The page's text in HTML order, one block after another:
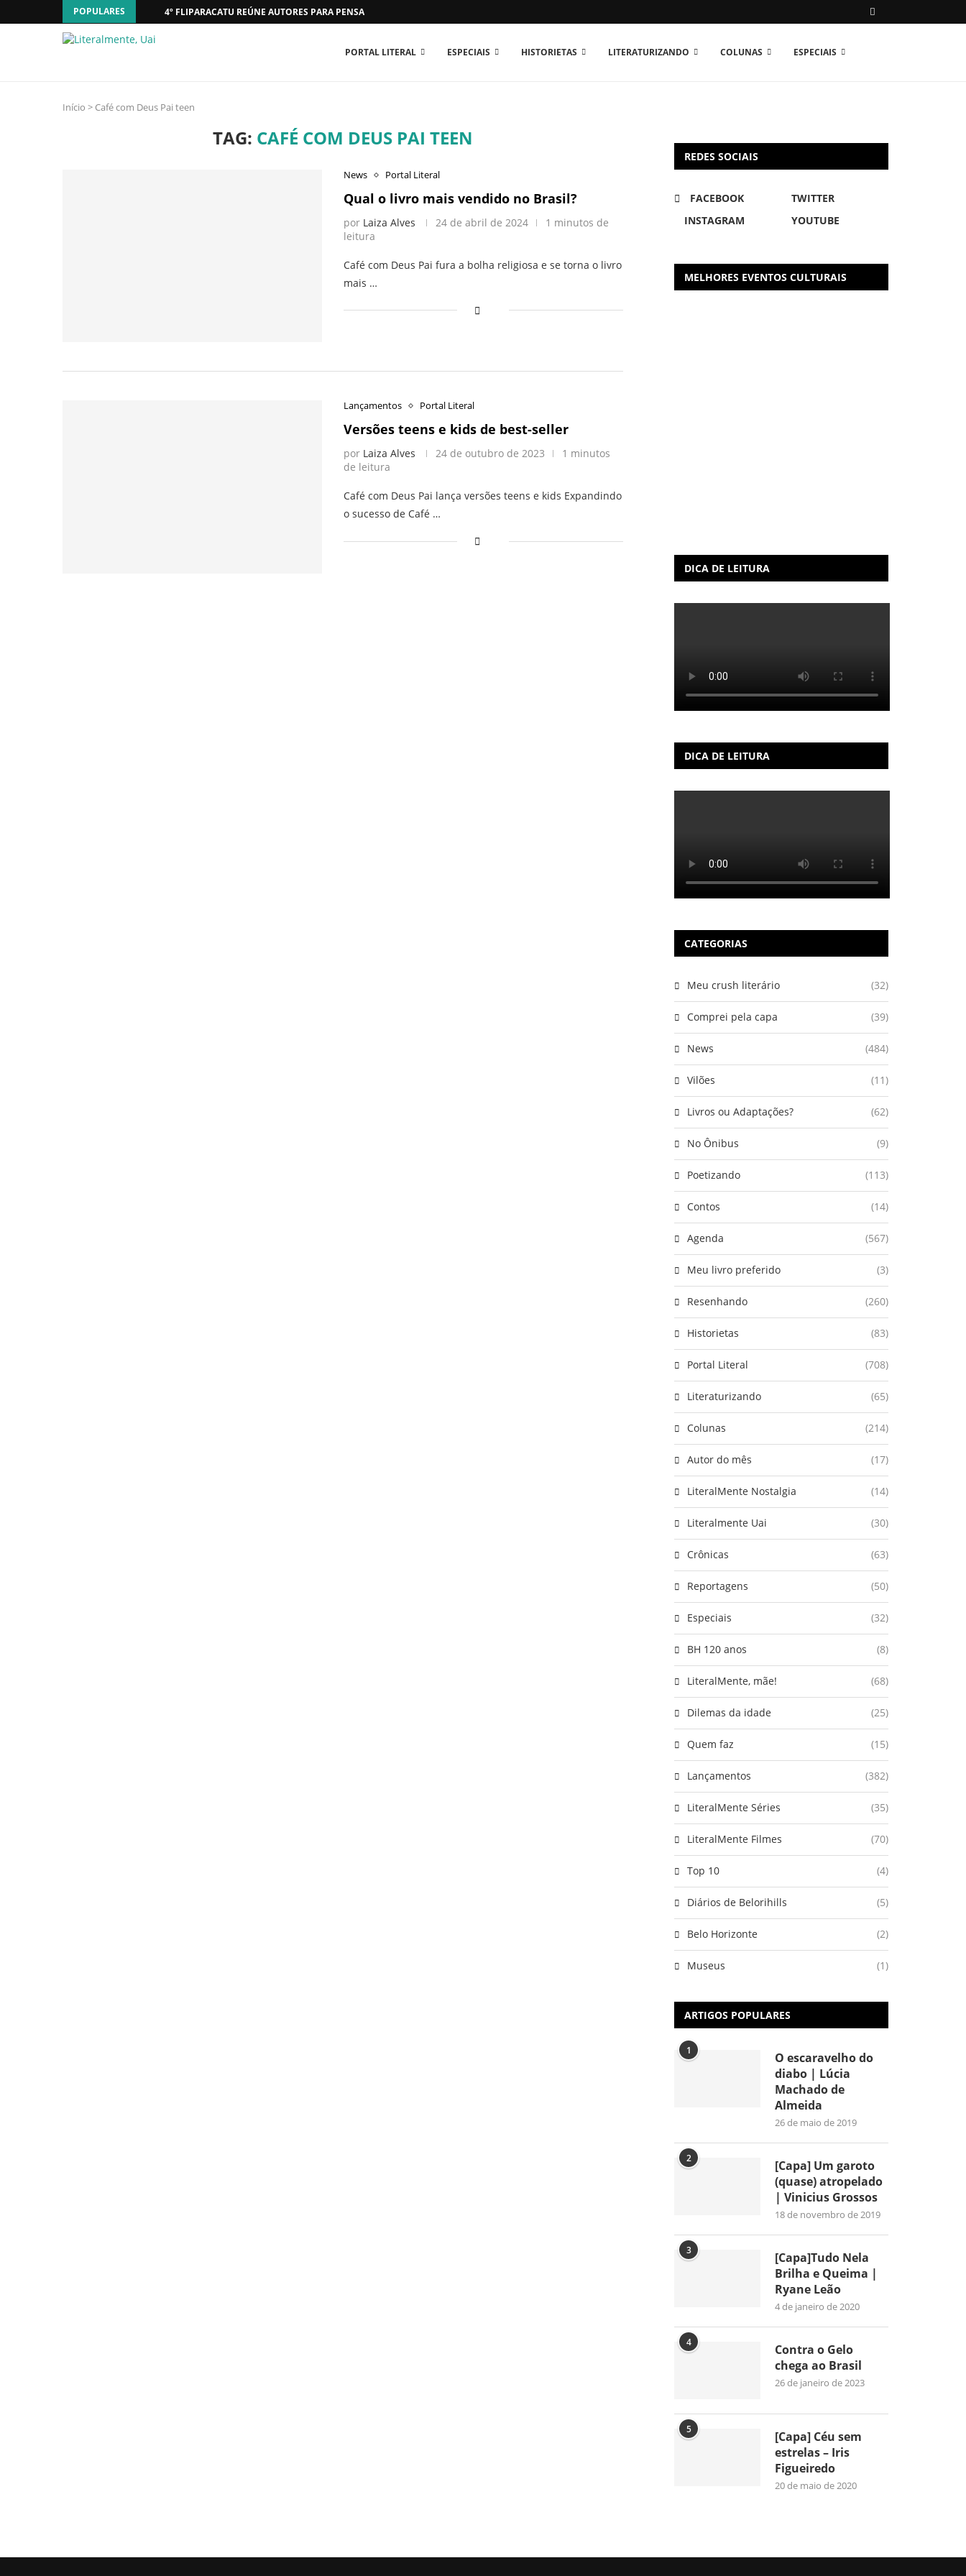
POPULARES 4º FLIPARACATU REÚNE AUTORES PARA PENSAR O MUNDO...
PORTAL LITERAL ESPECIAIS HISTORIETAS LITERATURIZANDO COLUNAS ESPECIAIS
Início > Café com Deus Pai teen
TAG: CAFÉ COM DEUS PAI TEEN
News Portal Literal
Qual o livro mais vendido no Brasil?
por Laiza Alves 24 de abril de 2024
1 minutos de
leitura
Café com Deus Pai fura a bolha religiosa e se torna o livro
mais …
Lançamentos Portal Literal
Versões teens e kids de best-seller
por Laiza Alves 24 de outubro de 2023
1 minutos
de leitura
Café com Deus Pai lança versões teens e kids Expandindo
o sucesso de Café …
REDES SOCIAIS
FACEBOOK
TWITTER
INSTAGRAM
YOUTUBE
MELHORES EVENTOS CULTURAIS
DICA DE LEITURA
DICA DE LEITURA
CATEGORIAS
Meu crush literário (32)
Comprei pela capa (39)
News (484)
Vilões (11)
Livros ou Adaptações? (62)
No Ônibus (9)
Poetizando (113)
Contos (14)
Agenda (567)
Meu livro preferido (3)
Resenhando (260)
Historietas (83)
Portal Literal (708)
Literaturizando (65)
Colunas (214)
Autor do mês (17)
LiteralMente Nostalgia (14)
Literalmente Uai (30)
Crônicas (63)
Reportagens (50)
Especiais (32)
BH 120 anos (8)
LiteralMente, mãe! (68)
Dilemas da idade (25)
Quem faz (15)
Lançamentos (382)
LiteralMente Séries (35)
LiteralMente Filmes (70)
Top 10 (4)
Diários de Belorihills (5)
Belo Horizonte (2)
Museus (1)
ARTIGOS POPULARES
1
O escaravelho do
diabo | Lúcia
Machado de
Almeida
26 de maio de 2019
2
[Capa] Um garoto
(quase) atropelado
| Vinicius Grossos
18 de novembro de 2019
3
[Capa]Tudo Nela
Brilha e Queima |
Ryane Leão
4 de janeiro de 2020
4
Contra o Gelo
chega ao Brasil
26 de janeiro de 2023
5
[Capa] Céu sem
estrelas – Iris
Figueiredo
20 de maio de 2020